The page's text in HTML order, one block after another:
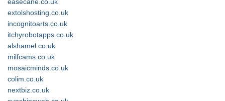
extolshosting.co.uk
incognitoarts.co.uk
itchyrobotapps.co.uk
alshamel.co.uk
milfcams.co.uk
mosaicminds.co.uk
colim.co.uk
nextbiz.co.uk